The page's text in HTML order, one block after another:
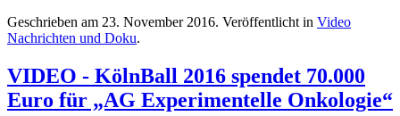
Geschrieben am 23. November 2016. Veröffentlicht in Video
Nachrichten und Doku.
VIDEO - KölnBall 2016 spendet 70.000
Euro für „AG Experimentelle Onkologie“